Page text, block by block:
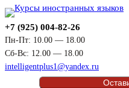
Перейти
к
содержимому
+7 (925) 004-82-26
Пн-Пт: 10.00 — 18.00
Сб-Вс: 12.00 — 18.00
intelligentplus1@yandex.ru